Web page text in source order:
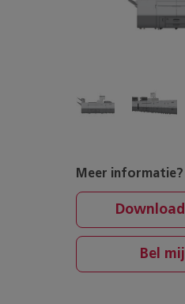
Meer informatie?
Bel